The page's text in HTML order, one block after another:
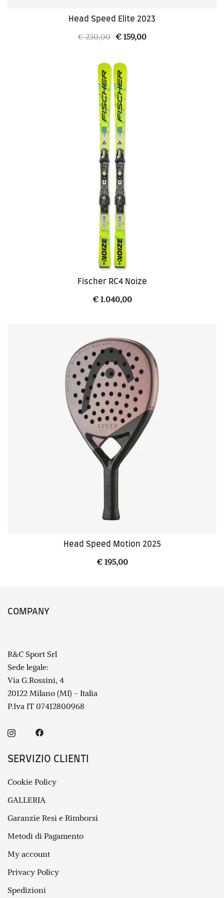
Head Speed Elite 2023
€230,00 Il
originale
era:
€ 230,00.
€ 159,00Il
Fischer RC4 Noize
€1.040,00
Head Speed Motion 2025
€195,00
COMPANY
R&C Sport Srl
Sede legale:
Via G.Rossini, 4
20122 Milano (MI) - Italia
P.Iva IT 07412800968
SERVIZIO CLIENTI
Cookie Policy
GALLERIA
Garanzie Resi e Rimborsi
Metodi di Pagamento
My account
Privacy Policy
Spedizioni